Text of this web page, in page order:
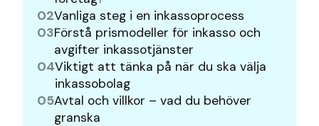
02Vanliga steg i en inkassoprocess
03Förstå prismodeller för inkasso och
avgifter inkassotjänster
04Viktigt att tänka på när du ska välja
inkassobolag
05Avtal och villkor – vad du behöver
granska